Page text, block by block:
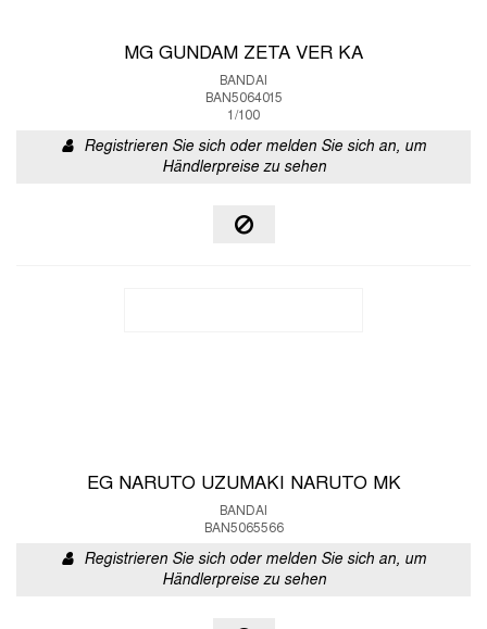
MG GUNDAM ZETA VER KA
BANDAI
BAN5064015
1/100
Registrieren Sie sich oder melden Sie sich an, um
Händlerpreise zu sehen
EG NARUTO UZUMAKI NARUTO MK
BANDAI
BAN5065566
Registrieren Sie sich oder melden Sie sich an, um
Händlerpreise zu sehen